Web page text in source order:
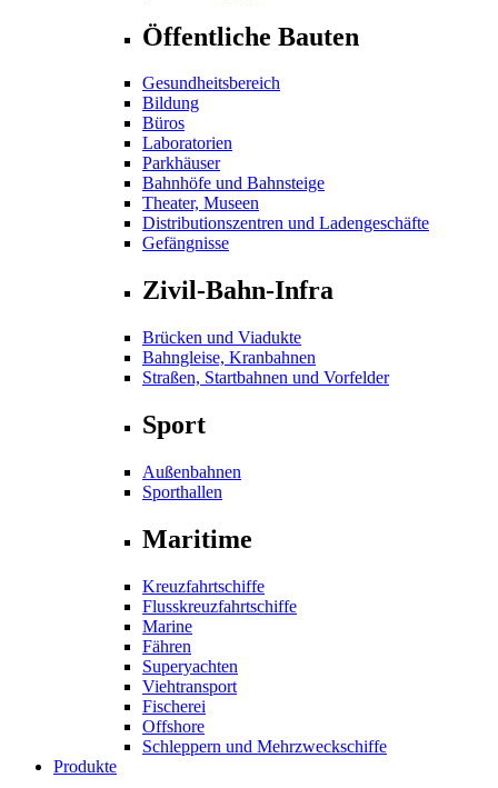
Öffentliche Bauten
Gesundheitsbereich
Bildung
Büros
Laboratorien
Parkhäuser
Bahnhöfe und Bahnsteige
Theater, Museen
Distributionszentren und Ladengeschäfte
Gefängnisse
Zivil-Bahn-Infra
Brücken und Viadukte
Bahngleise, Kranbahnen
Straßen, Startbahnen und Vorfelder
Sport
Außenbahnen
Sporthallen
Maritime
Kreuzfahrtschiffe
Flusskreuzfahrtschiffe
Marine
Fähren
Superyachten
Viehtransport
Fischerei
Offshore
Schleppern und Mehrzweckschiffe
Produkte